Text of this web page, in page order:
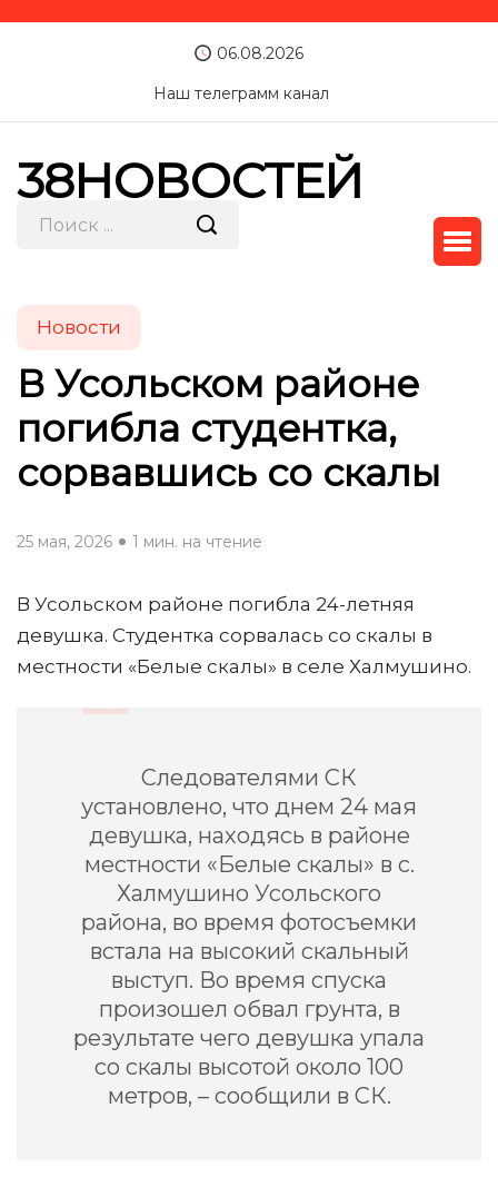
06.08.2026
Наш телеграмм канал
38НОВОСТЕЙ
Новости
В Усольском районе
погибла студентка,
сорвавшись со скалы
25 мая, 2026 1 мин. на чтение
В Усольском районе погибла 24-летняя
девушка. Студентка сорвалась со скалы в
местности «Белые скалы» в селе Халмушино.
Следователями СК
установлено, что днем 24 мая
девушка, находясь в районе
местности «Белые скалы» в с.
Халмушино Усольского
района, во время фотосъемки
встала на высокий скальный
выступ. Во время спуска
произошел обвал грунта, в
результате чего девушка упала
со скалы высотой около 100
метров, – сообщили в СК.